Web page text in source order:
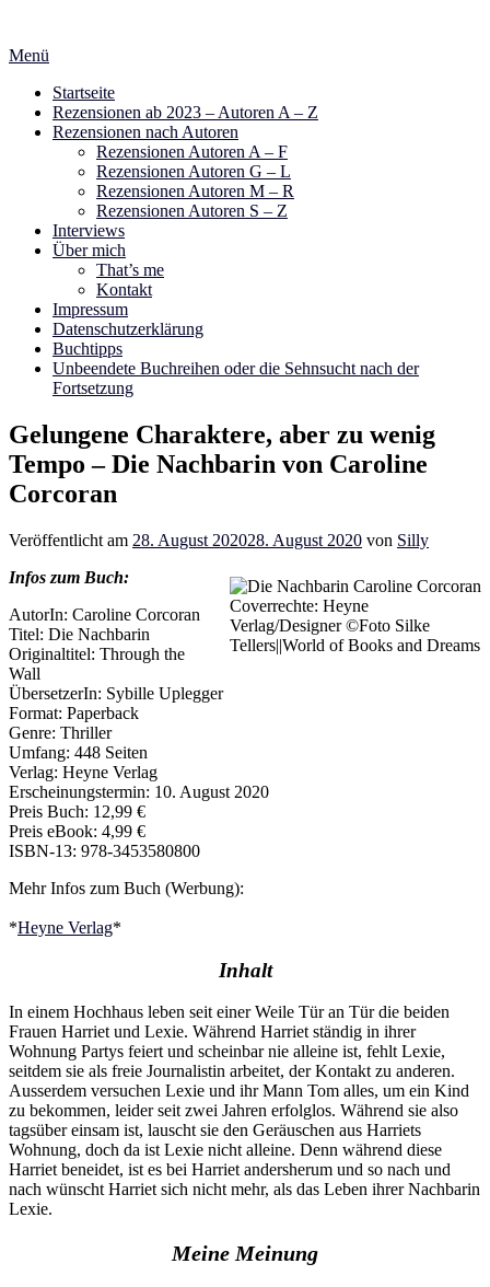
springen
Menü
Startseite
Rezensionen ab 2023 – Autoren A – Z
Rezensionen nach Autoren
Rezensionen Autoren A – F
Rezensionen Autoren G – L
Rezensionen Autoren M – R
Rezensionen Autoren S – Z
Interviews
Über mich
That’s me
Kontakt
Impressum
Datenschutzerklärung
Buchtipps
Unbeendete Buchreihen oder die Sehnsucht nach der
Fortsetzung
Gelungene Charaktere, aber zu wenig
Tempo – Die Nachbarin von Caroline
Corcoran
Veröffentlicht am 28. August 202028. August 2020 von Silly
Coverrechte: Heyne
Verlag/Designer ©Foto Silke
Tellers||World of Books and Dreams
Infos zum Buch:
AutorIn: Caroline Corcoran
Titel: Die Nachbarin
Originaltitel: Through the
Wall
ÜbersetzerIn: Sybille Uplegger
Format: Paperback
Genre: Thriller
Umfang: 448 Seiten
Verlag: Heyne Verlag
Erscheinungstermin: 10. August 2020
Preis Buch: 12,99 €
Preis eBook: 4,99 €
ISBN-13: 978-3453580800
Mehr Infos zum Buch (Werbung):
*Heyne Verlag*
Inhalt
In einem Hochhaus leben seit einer Weile Tür an Tür die beiden
Frauen Harriet und Lexie. Während Harriet ständig in ihrer
Wohnung Partys feiert und scheinbar nie alleine ist, fehlt Lexie,
seitdem sie als freie Journalistin arbeitet, der Kontakt zu anderen.
Ausserdem versuchen Lexie und ihr Mann Tom alles, um ein Kind
zu bekommen, leider seit zwei Jahren erfolglos. Während sie also
tagsüber einsam ist, lauscht sie den Geräuschen aus Harriets
Wohnung, doch da ist Lexie nicht alleine. Denn während diese
Harriet beneidet, ist es bei Harriet andersherum und so nach und
nach wünscht Harriet sich nicht mehr, als das Leben ihrer Nachbarin
Lexie.
Meine Meinung